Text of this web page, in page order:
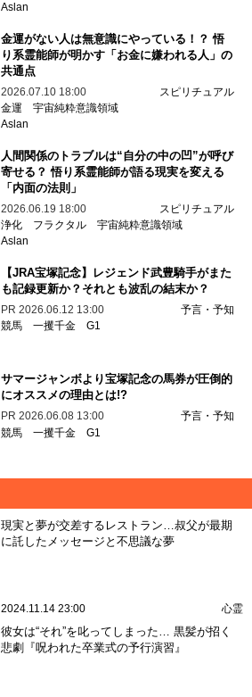
Aslan
金運がない人は無意識にやっている！？ 悟
り系霊能師が明かす「お金に嫌われる人」の
共通点
2026.07.10 18:00
スピリチュアル
金運 宇宙純粋意識領域
Aslan
人間関係のトラブルは“自分の中の凹”が呼び
寄せる？ 悟り系霊能師が語る現実を変える
「内面の法則」
2026.06.19 18:00
スピリチュアル
浄化
フラクタル 宇宙純粋意識領域
Aslan
【JRA宝塚記念】レジェンド武豊騎手がまた
も記録更新か？それとも波乱の結末か？
PR 2026.06.12 13:00
予言・予知
競馬 一攫千金 G1
サマージャンボより宝塚記念の馬券が圧倒的
にオススメの理由とは!?
PR 2026.06.08 13:00
予言・予知
競馬 一攫千金 G1
現実と夢が交差するレストラン…叔父が最期
に託したメッセージと不思議な夢
2024.11.14 23:00 心霊
彼女は“それ”を叱ってしまった… 黒髪が招く
悲劇『呪われた卒業式の予行演習』